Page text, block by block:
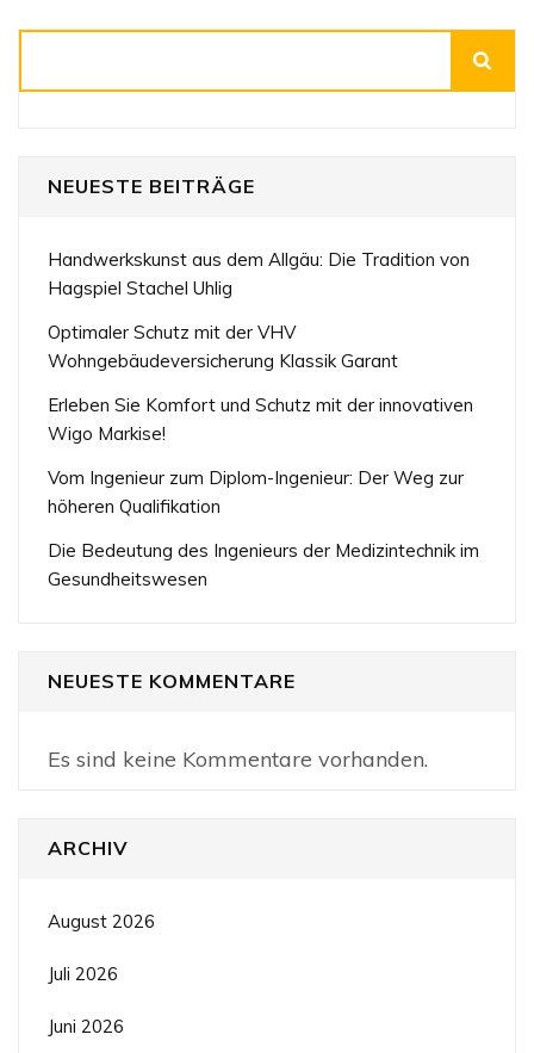
NEUESTE BEITRÄGE
Handwerkskunst aus dem Allgäu: Die Tradition von
Hagspiel Stachel Uhlig
Optimaler Schutz mit der VHV
Wohngebäudeversicherung Klassik Garant
Erleben Sie Komfort und Schutz mit der innovativen
Wigo Markise!
Vom Ingenieur zum Diplom-Ingenieur: Der Weg zur
höheren Qualifikation
Die Bedeutung des Ingenieurs der Medizintechnik im
Gesundheitswesen
NEUESTE KOMMENTARE
Es sind keine Kommentare vorhanden.
ARCHIV
August 2026
Juli 2026
Juni 2026